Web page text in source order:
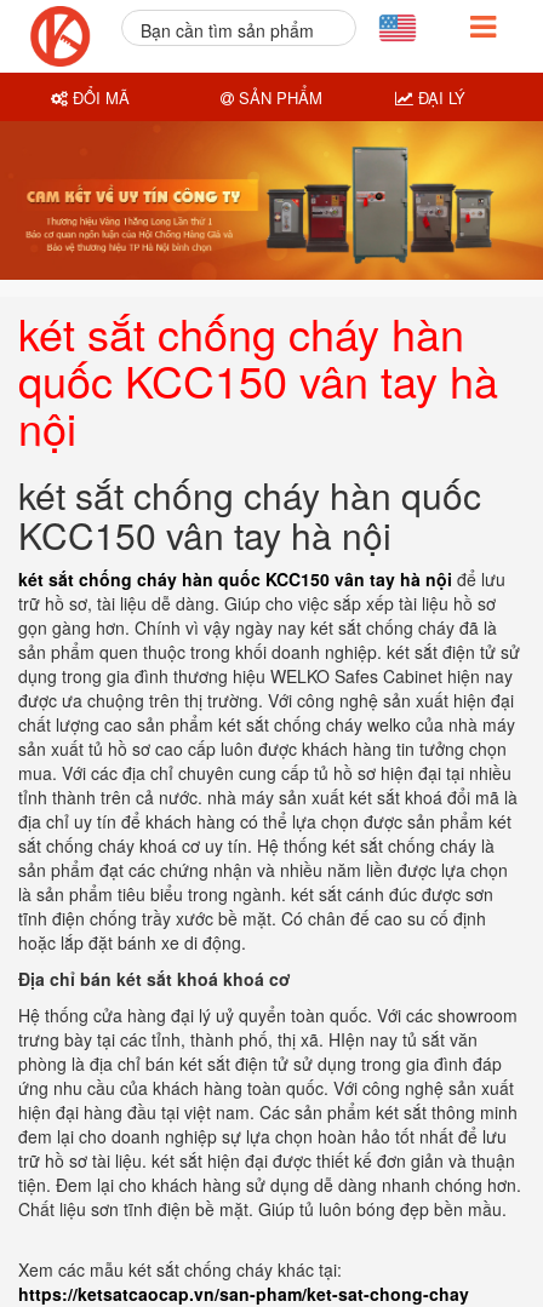
két sắt chống cháy hàn
quốc KCC150 vân tay hà
nội
két sắt chống cháy hàn quốc
KCC150 vân tay hà nội
két sắt chống cháy hàn quốc KCC150 vân tay hà nội để lưu
trữ hồ sơ, tài liệu dễ dàng. Giúp cho việc sắp xếp tài liệu hồ sơ
gọn gàng hơn. Chính vì vậy ngày nay két sắt chống cháy đã là
sản phẩm quen thuộc trong khối doanh nghiệp. két sắt điện tử sử
dụng trong gia đình thương hiệu WELKO Safes Cabinet hiện nay
được ưa chuộng trên thị trường. Với công nghệ sản xuất hiện đại
chất lượng cao sản phẩm két sắt chống cháy welko của nhà máy
sản xuất tủ hồ sơ cao cấp luôn được khách hàng tin tưởng chọn
mua. Với các địa chỉ chuyên cung cấp tủ hồ sơ hiện đại tại nhiều
tỉnh thành trên cả nước. nhà máy sản xuất két sắt khoá đổi mã là
địa chỉ uy tín để khách hàng có thể lựa chọn được sản phẩm két
sắt chống cháy khoá cơ uy tín. Hệ thống két sắt chống cháy là
sản phẩm đạt các chứng nhận và nhiều năm liền được lựa chọn
là sản phẩm tiêu biểu trong ngành. két sắt cánh đúc được sơn
tĩnh điện chống trầy xước bề mặt. Có chân đế cao su cố định
hoặc lắp đặt bánh xe di động.
Địa chỉ bán két sắt khoá khoá cơ
Hệ thống cửa hàng đại lý uỷ quyển toàn quốc. Với các showroom
trưng bày tại các tỉnh, thành phố, thị xã. HIện nay tủ sắt văn
phòng là địa chỉ bán két sắt điện tử sử dụng trong gia đình đáp
ứng nhu cầu của khách hàng toàn quốc. Với công nghệ sản xuất
hiện đại hàng đầu tại việt nam. Các sản phẩm két sắt thông minh
đem lại cho doanh nghiệp sự lựa chọn hoàn hảo tốt nhất để lưu
trữ hồ sơ tài liệu. két sắt hiện đại được thiết kế đơn giản và thuận
tiện. Đem lại cho khách hàng sử dụng dễ dàng nhanh chóng hơn.
Chất liệu sơn tĩnh điện bề mặt. Giúp tủ luôn bóng đẹp bền mầu.
Xem các mẫu két sắt chống cháy khác tại:
https://ketsatcaocap.vn/san-pham/ket-sat-chong-chay
Bạn cần tìm sản phẩm
ĐỔI MÃ SẢN PHẨM ĐẠI LÝ